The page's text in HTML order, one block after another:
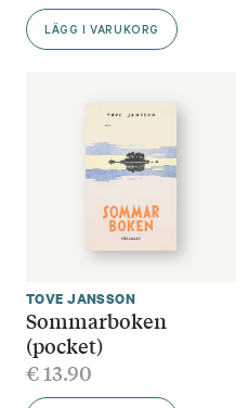
LÄGG I VARUKORG
TOVE JANSSON
Sommarboken
(pocket)
€13.90